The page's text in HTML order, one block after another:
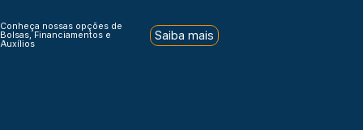
Conheça nossas opções de
Bolsas, Financiamentos e
Auxílios
Saiba mais